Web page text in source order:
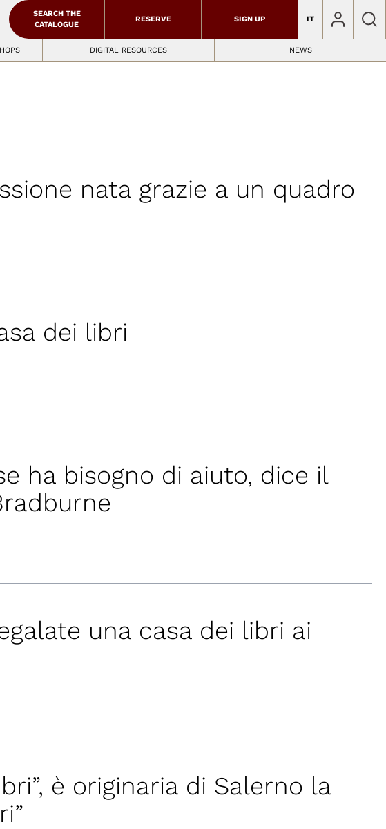
SEARCH THE
CATALOGUE
RESERVE SIGN UP IT
DIGITAL RESOURCES NEWS
nata grazie a un quadro
dei libri
ha bisogno di aiuto, dice il
una casa dei libri ai
è originaria di Salerno la